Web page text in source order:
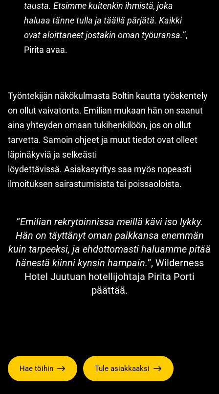
tausta. Etsimme kuitenkin ihmistä, joka
haluaa tänne tulla ja täällä pärjätä. Kaikki
ovat aloittaneet jostakin oman työuransa.”,
Pirita avaa.
Työntekijän näkökulmasta Boltin kautta työskentely
on ollut vaivatonta. Emilian mukaan hän on saanut
aina yhteyden omaan tukihenkilöön, jos on ollut
tarvetta. Samoin ohjeet ja muut tiedot ovat olleet
läpinäkyviä ja selkeästi
löydettävissä. Asiakasyritys saa myös nopeasti
ilmoituksen sairastumisista tai poissaoloista.
”Emilian rekrytoinnissa meillä kävi iso lykky.
Hän on täyttänyt oman paikkansa enemmän
kuin tarpeeksi, ja ehdottomasti haluamme pitää
hänestä kiinni kynsin hampain.”, Wilderness
Hotel Juutuan hotellijohtaja Pirita Porti
päättää.
Hae töihin Tule asiakkaaksi